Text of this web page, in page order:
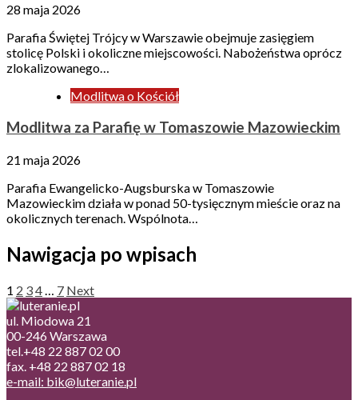
28 maja 2026
Parafia Świętej Trójcy w Warszawie obejmuje zasięgiem
stolicę Polski i okoliczne miejscowości. Nabożeństwa oprócz
zlokalizowanego…
Modlitwa o Kościół
Modlitwa za Parafię w Tomaszowie Mazowieckim
21 maja 2026
Parafia Ewangelicko-Augsburska w Tomaszowie
Mazowieckim działa w ponad 50-tysięcznym mieście oraz na
okolicznych terenach. Wspólnota…
Nawigacja po wpisach
1 2 34… 7 Next
ul. Miodowa 21
00-246 Warszawa
tel.+48 22 887 02 00
fax. +48 22 887 02 18
e-mail: bik@luteranie.pl